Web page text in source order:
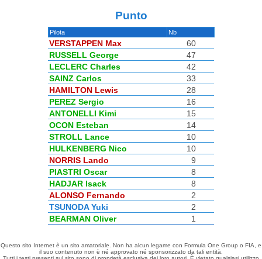
Punto
Pilota Nb
VERSTAPPEN Max
60
RUSSELL George
47
LECLERC Charles
42
SAINZ Carlos
33
HAMILTON Lewis
28
PEREZ Sergio
16
ANTONELLI Kimi
15
OCON Esteban
14
STROLL Lance
10
HULKENBERG Nico
10
NORRIS Lando
9
PIASTRI Oscar
8
HADJAR Isack
8
ALONSO Fernando
2
TSUNODA Yuki
2
BEARMAN Oliver
1
Questo sito Internet è un sito amatoriale. Non ha alcun legame con Formula One Group o FIA, e
il suo contenuto non è né approvato né sponsorizzato da tali entità.